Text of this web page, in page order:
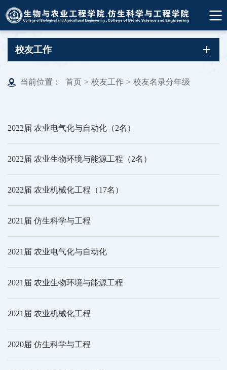
校友工作
当前位置： 首页 > 校友工作 > 校友名录分年级
2022届 农业电气化与自动化（2名）
2022届 农业生物环境与能源工程（2名）
2022届 农业机械化工程（17名）
2021届 仿生科学与工程
2021届 农业电气化与自动化
2021届 农业生物环境与能源工程
2021届 农业机械化工程
2020届 仿生科学与工程